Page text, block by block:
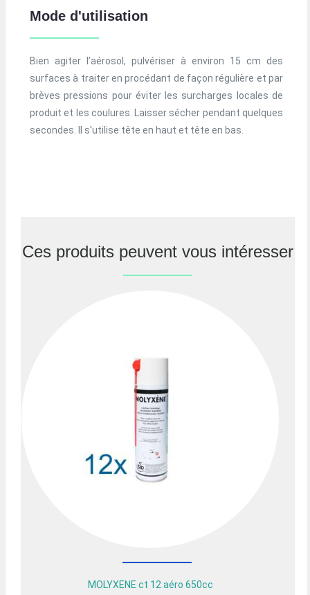
Mode d'utilisation
Bien agiter l’aérosol, pulvériser à environ 15 cm des
surfaces à traiter en procédant de façon régulière et par
brèves pressions pour éviter les surcharges locales de
produit et les coulures. Laisser sécher pendant quelques
secondes. Il s'utilise tête en haut et tête en bas.
Ces produits peuvent vous intéresser
MOLYXENE ct 12 aéro 650cc